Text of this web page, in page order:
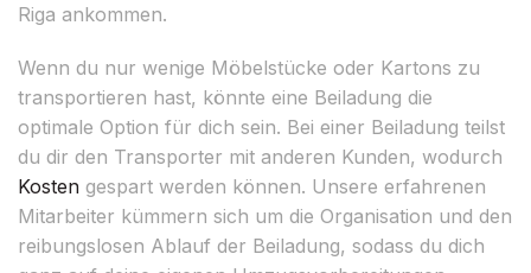
Riga ankommen.
Wenn du nur wenige Möbelstücke oder Kartons zu
transportieren hast, könnte eine Beiladung die
optimale Option für dich sein. Bei einer Beiladung teilst
du dir den Transporter mit anderen Kunden, wodurch
Kosten gespart werden können. Unsere erfahrenen
Mitarbeiter kümmern sich um die Organisation und den
reibungslosen Ablauf der Beiladung, sodass du dich